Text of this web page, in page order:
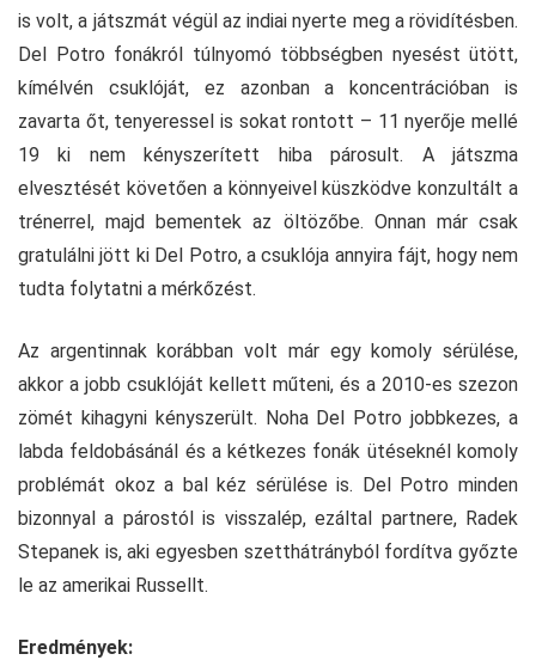
is volt, a játszmát végül az indiai nyerte meg a rövidítésben.
Del Potro fonákról túlnyomó többségben nyesést ütött,
kímélvén csuklóját, ez azonban a koncentrációban is
zavarta őt, tenyeressel is sokat rontott – 11 nyerője mellé
19 ki nem kényszerített hiba párosult. A játszma
elvesztését követően a könnyeivel küszködve konzultált a
trénerrel, majd bementek az öltözőbe. Onnan már csak
gratulálni jött ki Del Potro, a csuklója annyira fájt, hogy nem
tudta folytatni a mérkőzést.
Az argentinnak korábban volt már egy komoly sérülése,
akkor a jobb csuklóját kellett műteni, és a 2010-es szezon
zömét kihagyni kényszerült. Noha Del Potro jobbkezes, a
labda feldobásánál és a kétkezes fonák ütéseknél komoly
problémát okoz a bal kéz sérülése is. Del Potro minden
bizonnyal a párostól is visszalép, ezáltal partnere, Radek
Stepanek is, aki egyesben szetthátrányból fordítva győzte
le az amerikai Russellt.
Eredmények: